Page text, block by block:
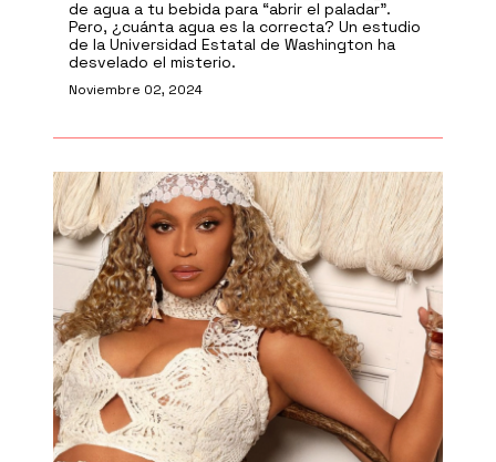
de agua a tu bebida para “abrir el paladar”.
Pero, ¿cuánta agua es la correcta? Un estudio
de la Universidad Estatal de Washington ha
desvelado el misterio.
Noviembre 02, 2024